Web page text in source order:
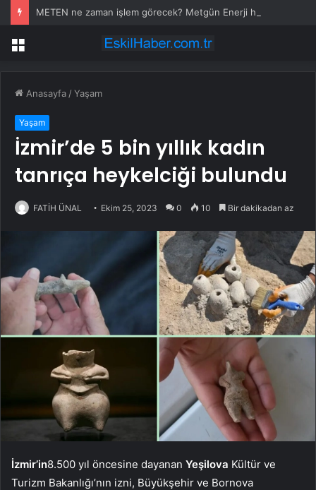
Menü
Anasayfa /Yaşam
Yaşam
İzmir’de 5 bin yıllık kadın
tanrıça heykelciği bulundu
FATİH ÜNAL Ekim 25, 2023 0 10 Bir dakikadan az
İzmir’in8.500 yıl öncesine dayanan Yeşilova Kültür ve
Turizm Bakanlığı’nın izni, Büyükşehir ve Bornova